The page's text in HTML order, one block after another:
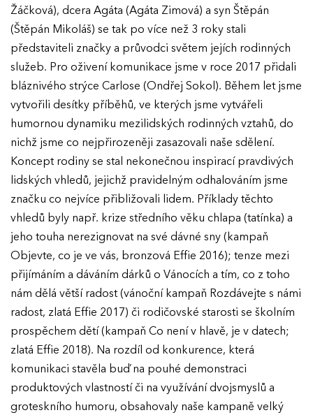
Žáčková), dcera Agáta (Agáta Zimová) a syn Štěpán
(Štěpán Mikoláš) se tak po více než 3 roky stali
představiteli značky a průvodci světem jejích rodinných
služeb. Pro oživení komunikace jsme v roce 2017 přidali
bláznivého strýce Carlose (Ondřej Sokol). Během let jsme
vytvořili desítky příběhů, ve kterých jsme vytvářeli
humornou dynamiku mezilidských rodinných vztahů, do
nichž jsme co nejpřirozeněji zasazovali naše sdělení.
Koncept rodiny se stal nekonečnou inspirací pravdivých
lidských vhledů, jejichž pravidelným odhalováním jsme
značku co nejvíce přibližovali lidem. Příklady těchto
vhledů byly např. krize středního věku chlapa (tatínka) a
jeho touha nerezignovat na své dávné sny (kampaň
Objevte, co je ve vás, bronzová Effie 2016); tenze mezi
přijímáním a dáváním dárků o Vánocích a tím, co z toho
nám dělá větší radost (vánoční kampaň Rozdávejte s námi
radost, zlatá Effie 2017) či rodičovské starosti se školním
prospěchem dětí (kampaň Co není v hlavě, je v datech;
zlatá Effie 2018). Na rozdíl od konkurence, která
komunikaci stavěla buď na pouhé demonstraci
produktových vlastností či na využívání dvojsmyslů a
groteskního humoru, obsahovaly naše kampaně velký